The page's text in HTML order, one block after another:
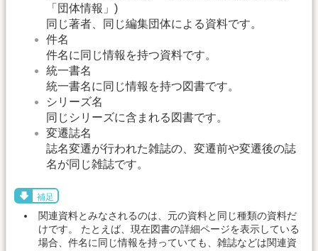
「団体情報」)
同じ著者、同じ編集団体による資料です。
件名
件名に同じ情報を持つ資料です。
統一書名
統一書名に同じ情報を持つ図書です。
シリーズ名
同じシリーズに含まれる図書です。
変遷誌名
誌名変遷が行われた雑誌の、変遷前や変遷後の誌
名が同じ雑誌です。
補足
関連資料とみなされるのは、元の資料と同じ種類の資料だ
けです。 たとえば、現在図書の詳細ページを表示している
場合、件名に同じ情報を持っていても、雑誌などは関連資